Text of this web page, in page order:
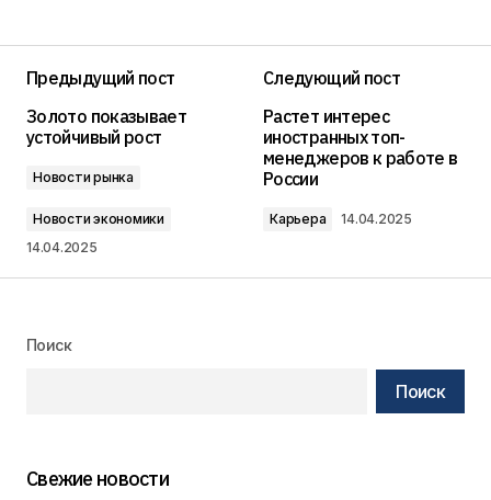
Предыдущий пост
Золото показывает
устойчивый рост
Новости рынка
Новости экономики
14.04.2025
Следующий пост
Растет интерес
иностранных топ-
менеджеров к работе в
России
Карьера 14.04.2025
Поиск
Поиск
Свежие новости